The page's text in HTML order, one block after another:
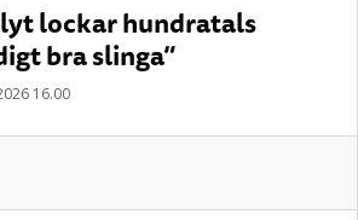
lockar hundratals
bra slinga”
16.00